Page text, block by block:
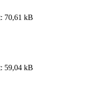
70,61 kB
59,04 kB